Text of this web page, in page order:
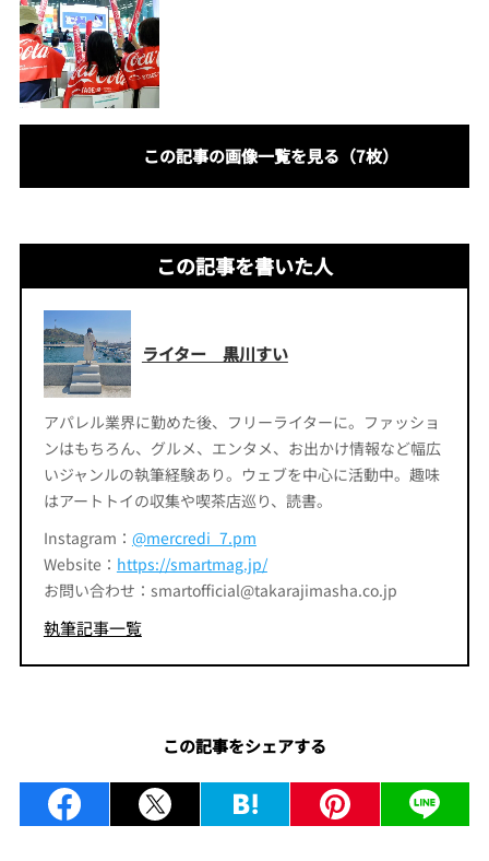
この記事の画像一覧を見る（7枚）
この記事を書いた人
ライター 黒川すい
アパレル業界に勤めた後、フリーライターに。ファッショ
ンはもちろん、グルメ、エンタメ、お出かけ情報など幅広
いジャンルの執筆経験あり。ウェブを中心に活動中。趣味
はアートトイの収集や喫茶店巡り、読書。
Instagram： @mercredi_7.pm
Website： https://smartmag.jp/
お問い合わせ：smartofficial@takarajimasha.co.jp
執筆記事一覧
この記事をシェアする